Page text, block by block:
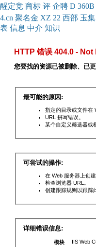
醒定竞 商标 评 企聘 D 360B
4.cn 聚名金 XZ 22 西部 玉集
表 信息 中介 知识